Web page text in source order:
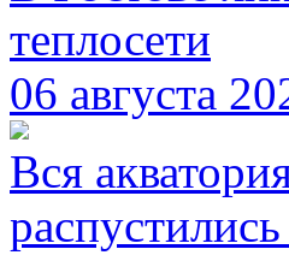
теплосети
06 августа
Вся